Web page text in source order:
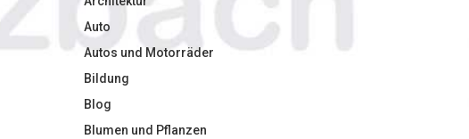
Auto
Autos und Motorräder
Bildung
Blog
Blumen und Pflanzen